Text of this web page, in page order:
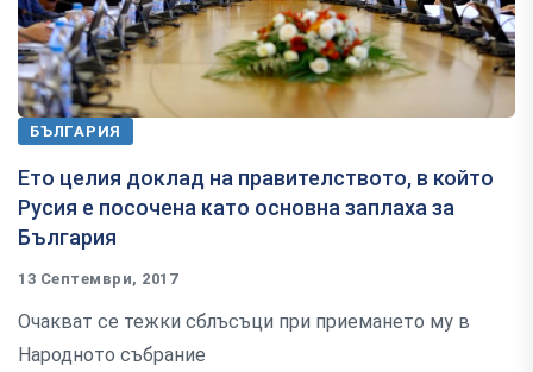
БЪЛГАРИЯ
Ето целия доклад на правителството, в който
Русия е посочена като основна заплаха за
България
13 Септември, 2017
Очакват се тежки сблъсъци при приемането му в
Народното събрание